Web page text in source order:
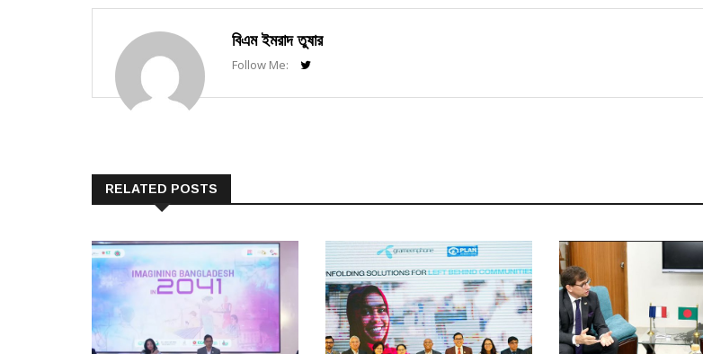
বিএম ইমরাদ তুষার
Follow Me:
RELATED POSTS